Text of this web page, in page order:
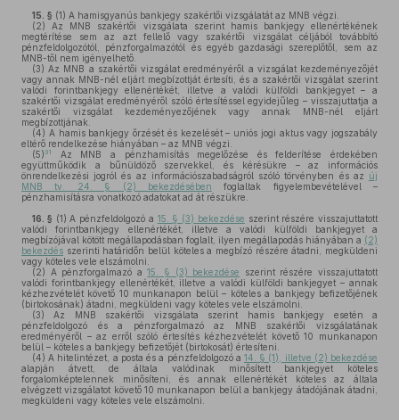
15. § (1) A hamisgyanús bankjegy szakértői vizsgálatát az MNB végzi.
(2) Az MNB szakértői vizsgálata szerint hamis bankjegy ellenértékének
megtérítése sem az azt fellelő vagy szakértői vizsgálat céljából továbbító
pénzfeldolgozótól, pénzforgalmazótól és egyéb gazdasági szereplőtől, sem az
MNB-től nem igényelhető.
(3) Az MNB a szakértői vizsgálat eredményéről a vizsgálat kezdeményezőjét
vagy annak MNB-nél eljárt megbízottját értesíti, és a szakértői vizsgálat szerint
valódi forintbankjegy ellenértékét, illetve a valódi külföldi bankjegyet – a
szakértői vizsgálat eredményéről szóló értesítéssel egyidejűleg – visszajuttatja a
szakértői vizsgálat kezdeményezőjének vagy annak MNB-nél eljárt
megbízottjának.
(4) A hamis bankjegy őrzését és kezelését – uniós jogi aktus vagy jogszabály
eltérő rendelkezése hiányában – az MNB végzi.
(5) 31
Az MNB a pénzhamisítás megelőzése és felderítése érdekében
együttműködik a bűnüldöző szervekkel, és kérésükre – az információs
önrendelkezési jogról és az információszabadságról szóló törvényben és az új
MNB tv. 24. § (2) bekezdésében foglaltak figyelembevételével –
pénzhamisításra vonatkozó adatokat ad át részükre.
16. § (1) A pénzfeldolgozó a 15. § (3) bekezdése szerint részére visszajuttatott
valódi forintbankjegy ellenértékét, illetve a valódi külföldi bankjegyet a
megbízójával kötött megállapodásban foglalt, ilyen megállapodás hiányában a (2)
bekezdés szerinti határidőn belül köteles a megbízó részére átadni, megküldeni
vagy köteles vele elszámolni.
(2) A pénzforgalmazó a15. § (3) bekezdése
szerint részére visszajuttatott
valódi forintbankjegy ellenértékét, illetve a valódi külföldi bankjegyet – annak
kézhezvételét követő 10 munkanapon belül – köteles a bankjegy befizetőjének
(birtokosának) átadni, megküldeni vagy köteles vele elszámolni.
(3) Az MNB szakértői vizsgálata szerint hamis bankjegy esetén a
pénzfeldolgozó és a pénzforgalmazó az MNB szakértői vizsgálatának
eredményéről – az erről szóló értesítés kézhezvételét követő 10 munkanapon
belül – köteles a bankjegy befizetőjét (birtokosát) értesíteni.
(4) A hitelintézet, a posta és a pénzfeldolgozó a 14. § (1), illetve (2) bekezdése
alapján átvett, de általa valódinak minősített bankjegyet köteles
forgalomképtelennek minősíteni, és annak ellenértékét köteles az általa
elvégzett vizsgálatot követő 10 munkanapon belül a bankjegy átadójának átadni,
megküldeni vagy köteles vele elszámolni.